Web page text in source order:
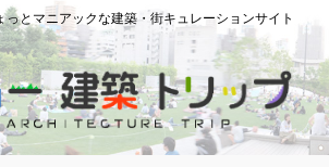
っとマニアックな建築・街キュレーションサイト